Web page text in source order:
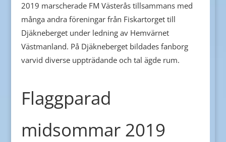
2019 marscherade FM Västerås tillsammans med
många andra föreningar från Fiskartorget till
Djäkneberget under ledning av Hemvärnet
Västmanland. På Djäkneberget bildades fanborg
varvid diverse uppträdande och tal ägde rum.
Flaggparad
midsommar 2019